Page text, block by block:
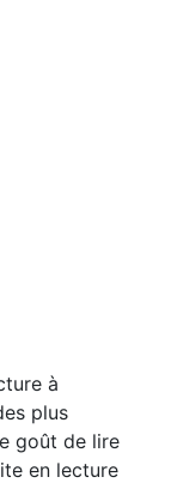
à
plus
goût de lire
en lecture